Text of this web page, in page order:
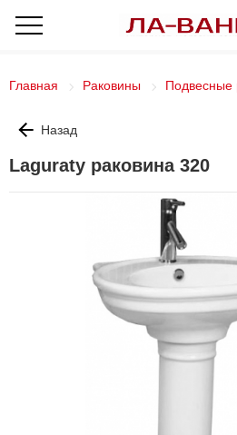
Главная Раковины Подвесные
Назад
Laguraty раковина 320